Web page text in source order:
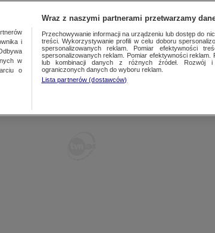
PO FAKTACH FAKTY O ŚWIECIE
i
w
o
Wraz z naszymi partnerami przetwarzamy
Przechowywanie informacji na urządzeniu lub dostęp do
treści. Wykorzystywanie profili w celu doboru
spersonalizowanych reklam. Pomiar efektywności
spersonalizowanych reklam. Pomiar efektywności
lub kombinacji danych z różnych źródeł. Rozwój i
ograniczonych danych do wyboru reklam.
Lista partnerów (dostawców)